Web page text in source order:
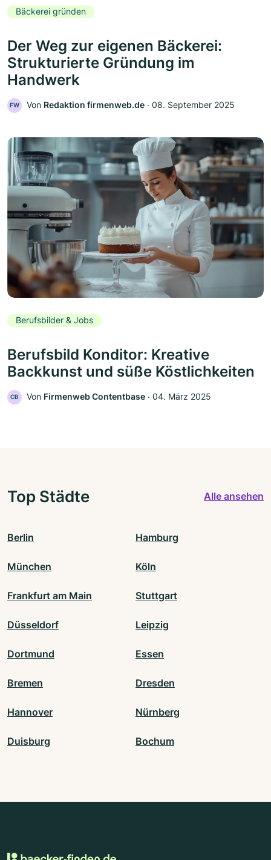
Bäckerei gründen
Der Weg zur eigenen Bäckerei:
Strukturierte Gründung im
Handwerk
FW Von Redaktion firmenweb.de ‧ 08. September 2025
Berufsbilder & Jobs
Berufsbild Konditor: Kreative
Backkunst und süße Köstlichkeiten
CB Von Firmenweb Contentbase ‧ 04. März 2025
Top Städte Alle ansehen
Berlin Hamburg
München Köln
Frankfurt am Main Stuttgart
Düsseldorf Leipzig
Dortmund Essen
Bremen Dresden
Hannover Nürnberg
Duisburg Bochum